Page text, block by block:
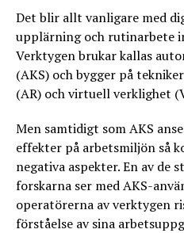
Det blir allt vanligare med
upplärning och rutinarbete
Verktygen brukar kallas
(AKS) och bygger på
(AR) och virtuell verklighet
Men samtidigt som AKS
effekter på arbetsmiljön så
negativa aspekter. En av de
forskarna ser med AKS-
operatörerna av verktygen
förståelse av sina